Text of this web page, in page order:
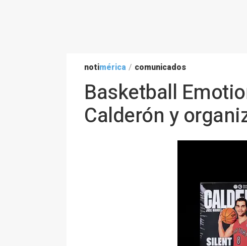
notimérica / comunicados
Basketball
Calderón y